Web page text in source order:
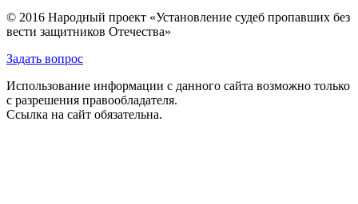
© 2016 Народный проект «Установление судеб пропавших без
вести защитников Отечества»
Задать вопрос
Использование информации с данного сайта возможно только
с разрешения правообладателя.
Ссылка на сайт обязательна.